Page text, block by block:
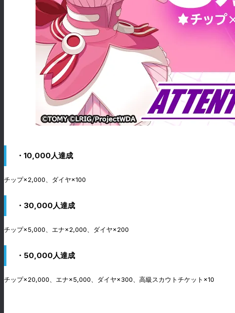
・10,000人達成
チップ×2,000、ダイヤ×100
・30,000人達成
チップ×5,000、エナ×2,000、ダイヤ×200
・50,000人達成
チップ×20,000、エナ×5,000、ダイヤ×300、高級スカウトチケット×10